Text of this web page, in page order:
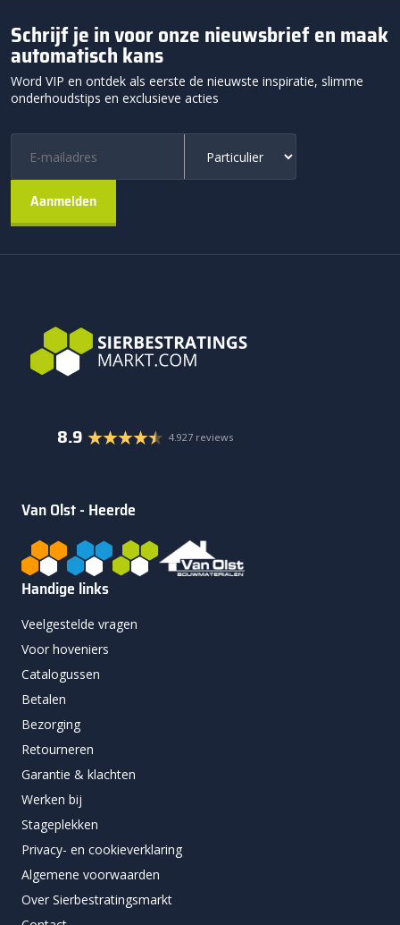
Schrijf je in voor onze nieuwsbrief en maak
automatisch kans
Word VIP en ontdek als eerste de nieuwste inspiratie, slimme
onderhoudstips en exclusieve acties
8.9 4.927 reviews
Van Olst - Heerde
Handige links
Veelgestelde vragen
Voor hoveniers
Catalogussen
Betalen
Bezorging
Retourneren
Garantie & klachten
Werken bij
Stageplekken
Privacy- en cookieverklaring
Algemene voorwaarden
Over Sierbestratingsmarkt